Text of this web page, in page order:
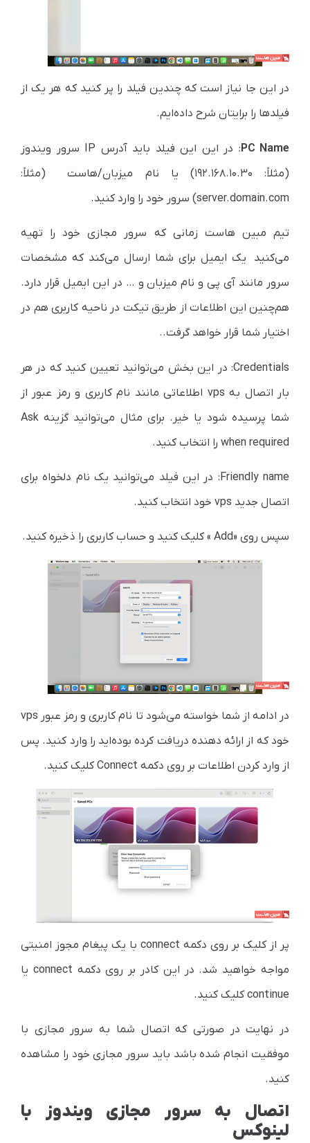
در این جا نیاز است که چندین فیلد را پر کنید که هر یک از
فیلدها را برایتان شرح داده‌ایم.
PC Name
: در این این فیلد باید آدرس IP سرور ویندوز
(مثلاً: ۱۹۲.۱۶۸.۱۰.۳۰) یا نام میزبان/هاست (مثلاً:
server.domain.com) سرور خود را وارد کنید.
تیم مبین هاست زمانی که سرور مجازی خود را تهیه
می‌کنید یک ایمیل برای شما ارسال می‌کند که مشخصات
سرور مانند آی پی و نام میزبان و … در این ایمیل قرار دارد.
هم‌چنین این اطلاعات از طریق تیکت در ناحیه کاربری هم در
اختیار شما قرار خواهد گرفت..
Credentials: در این بخش می‌توانید تعیین کنید که در هر
بار اتصال به vps اطلاعاتی مانند نام کاربری و رمز عبور از
شما پرسیده شود یا خیر. برای مثال می‌توانید گزینه Ask
when required را انتخاب کنید.
Friendly name: در این فیلد می‌توانید یک نام دلخواه برای
اتصال جدید vps خود انتخاب کنید.
سپس روی «Add » کلیک کنید و حساب کاربری را ذخیره کنید.
در ادامه از شما خواسته می‌شود تا نام کاربری و رمز عبور vps
خود که از ارائه دهنده دریافت کرده بوده‌اید را وارد کنید. پس
از وارد کردن اطلاعات بر روی دکمه Connect کلیک کنید.
پر از کلیک بر روی دکمه connect با یک پیغام مجوز امنیتی
مواجه خواهید شد. در این کادر بر روی دکمه connect یا
continue کلیک کنید.
در نهایت در صورتی که اتصال شما به سرور مجازی با
موفقیت انجام شده باشد باید سرور مجازی خود را مشاهده
کنید.
اتصال به سرور مجازی ویندوز با
لینوکس